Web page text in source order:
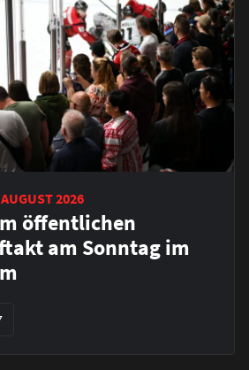
2026
öffentlichen
am Sonntag im